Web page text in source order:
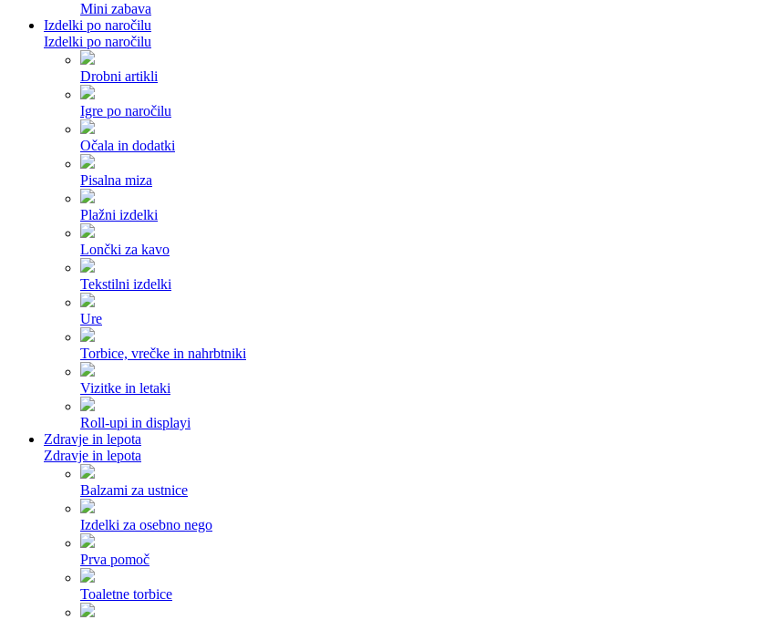
Mini zabava
Izdelki po naročilu
Izdelki po naročilu
Drobni artikli
Igre po naročilu
Očala in dodatki
Pisalna miza
Plažni izdelki
Lončki za kavo
Tekstilni izdelki
Ure
Torbice, vrečke in nahrbtniki
Vizitke in letaki
Roll-upi in displayi
Zdravje in lepota
Zdravje in lepota
Balzami za ustnice
Izdelki za osebno nego
Prva pomoč
Toaletne torbice